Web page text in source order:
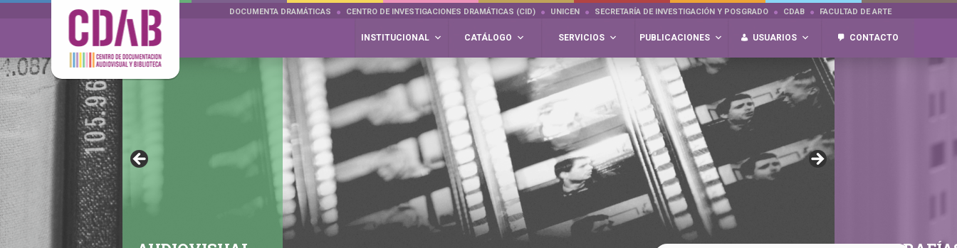
DOCUMENTA DRAMÁTICAS CENTRO DE INVESTIGACIONES DRAMÁTICAS (CID) UNICEN SECRETARÍA DE INVESTIGACIÓN Y POSGRADO CDAB FACULTAD DE ARTE
INSTITUCIONAL CATÁLOGO SERVICIOS PUBLICACIONES USUARIOS CONTACTO